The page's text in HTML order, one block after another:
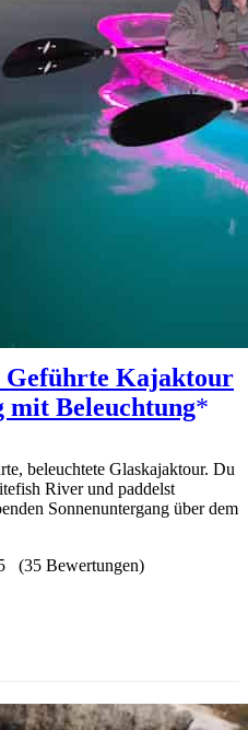
Kajaktour
mit Beleuchtung
beleuchtete Glaskajaktour. Du
River und paddelst
Sonnenuntergang über dem
(35 Bewertungen)